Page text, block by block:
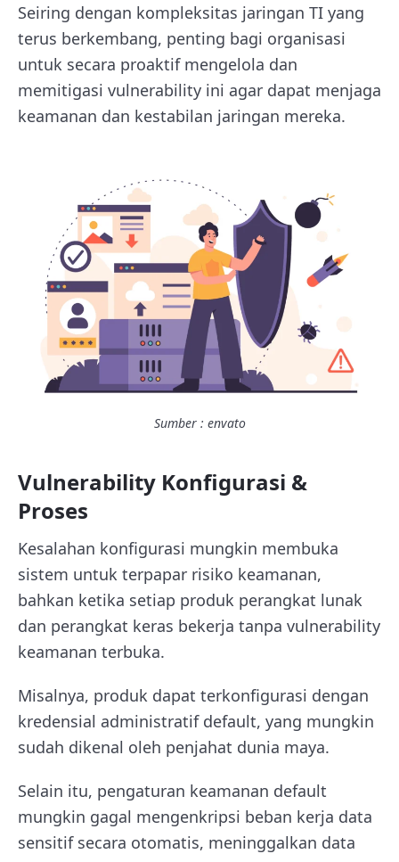
Seiring dengan kompleksitas jaringan TI yang
terus berkembang, penting bagi organisasi
untuk secara proaktif mengelola dan
memitigasi vulnerability ini agar dapat menjaga
keamanan dan kestabilan jaringan mereka.
Sumber : envato
Vulnerability Konfigurasi &
Proses
Kesalahan konfigurasi mungkin membuka
sistem untuk terpapar risiko keamanan,
bahkan ketika setiap produk perangkat lunak
dan perangkat keras bekerja tanpa vulnerability
keamanan terbuka.
Misalnya, produk dapat terkonfigurasi dengan
kredensial administratif default, yang mungkin
sudah dikenal oleh penjahat dunia maya.
Selain itu, pengaturan keamanan default
mungkin gagal mengenkripsi beban kerja data
sensitif secara otomatis, meninggalkan data